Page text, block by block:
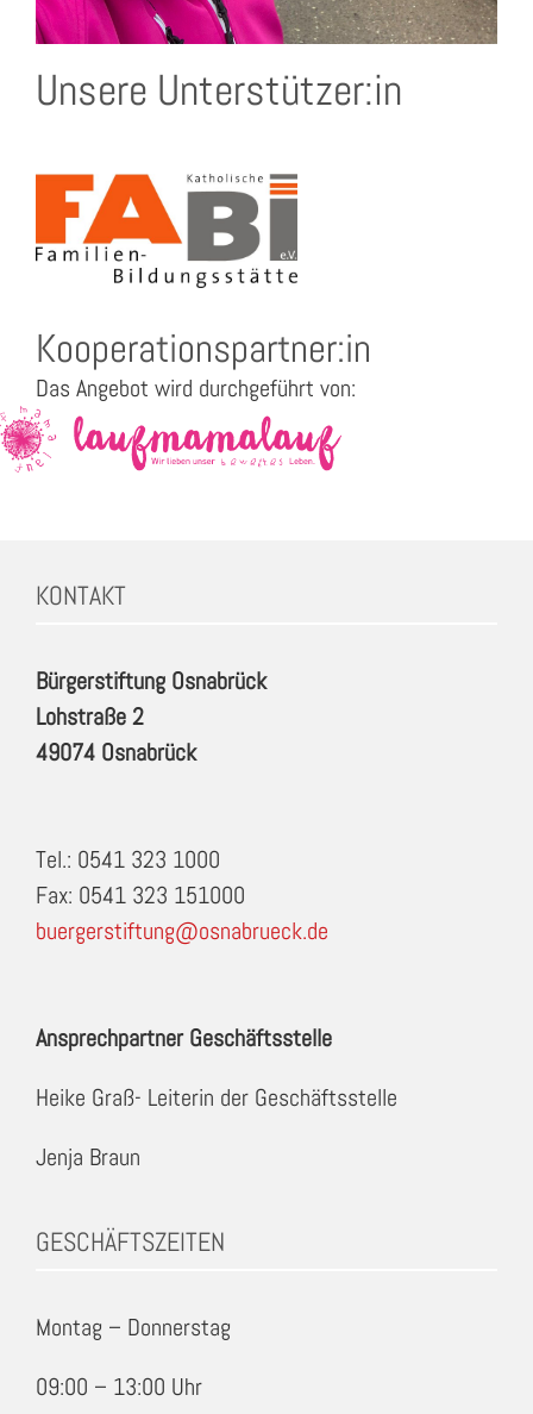
Unsere Unterstützer:in
Kooperationspartner:in
Das Angebot wird durchgeführt von:
KONTAKT
Bürgerstiftung Osnabrück
Lohstraße 2
49074 Osnabrück
Tel.: 0541 323 1000
Fax: 0541 323 151000
buergerstiftung@osnabrueck.de
Ansprechpartner Geschäftsstelle
Heike Graß- Leiterin der Geschäftsstelle
Jenja Braun
GESCHÄFTSZEITEN
Montag – Donnerstag
09:00 – 13:00 Uhr